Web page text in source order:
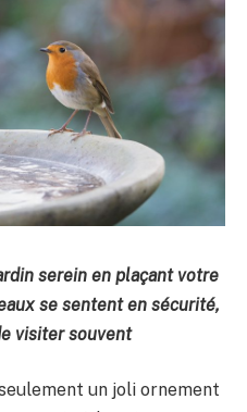
serein en plaçant votre
se sentent en sécurité,
visiter souvent
seulement un joli ornement